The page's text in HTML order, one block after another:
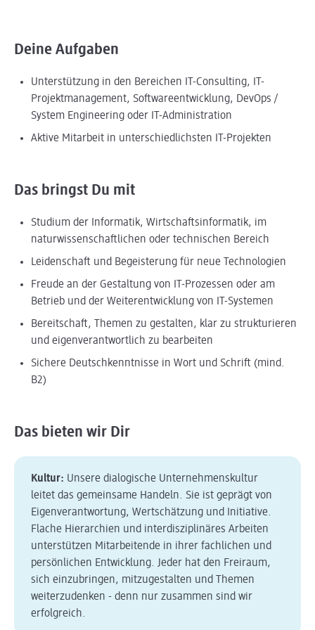
Deine Aufgaben
Unterstützung in den Bereichen IT-Consulting, IT-
Projektmanagement, Softwareentwicklung, DevOps /
System Engineering oder IT-Administration
Aktive Mitarbeit in unterschiedlichsten IT-Projekten
Das bringst Du mit
Studium der Informatik, Wirtschaftsinformatik, im
naturwissenschaftlichen oder technischen Bereich
Leidenschaft und Begeisterung für neue Technologien
Freude an der Gestaltung von IT-Prozessen oder am
Betrieb und der Weiterentwicklung von IT-Systemen
Bereitschaft, Themen zu gestalten, klar zu strukturieren
und eigenverantwortlich zu bearbeiten
Sichere Deutschkenntnisse in Wort und Schrift (mind.
B2)
Das bieten wir Dir
Kultur: Unsere dialogische Unternehmenskultur
leitet das gemeinsame Handeln. Sie ist geprägt von
Eigenverantwortung, Wertschätzung und Initiative.
Flache Hierarchien und interdisziplinäres Arbeiten
unterstützen Mitarbeitende in ihrer fachlichen und
persönlichen Entwicklung. Jeder hat den Freiraum,
sich einzubringen, mitzugestalten und Themen
weiterzudenken - denn nur zusammen sind wir
erfolgreich.